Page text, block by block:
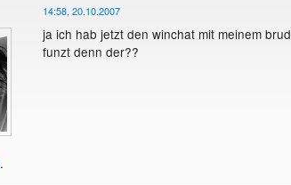
.
14:58, 20.10.2007
ja ich hab jetzt den winchat mit meinem
funzt denn der??